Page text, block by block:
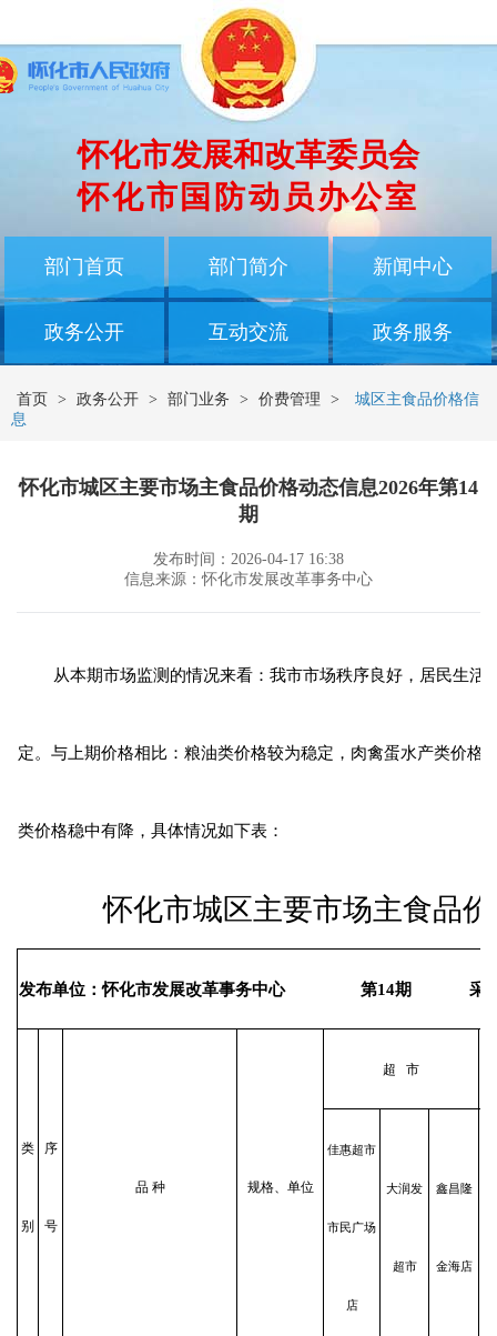
怀化市发展和改革委员会
怀化市国防动员办公室
部门首页 部门简介 新闻中心
政务公开 互动交流 政务服务
首页 > 政务公开 > 部门业务 > 价费管理 >
城区主食品价格信
息
怀化市城区主要市场主食品价格动态信息2026年第14
期
发布时间：2026-04-17 16:38
信息来源：怀化市发展改革事务中心
从本期市场监测的情况来看：我市市场秩序良好，居民生活
定。与上期价格相比：粮油类价格较为稳定，肉禽蛋水产类价格
类价格稳中有降，具体情况如下表：
怀化市城区主要市场主食品
发布单位：怀化市发展改革事务中心 第14期 采价时
类
别
序
号
品 种 规格、单位
超 市
佳惠超市
市民广场
店
大润发
超市
鑫昌隆
金海店